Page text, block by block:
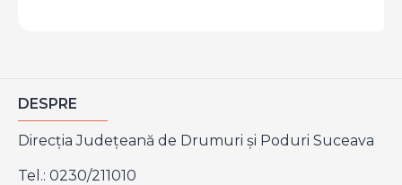
DESPRE
Direcţia Judeţeană de Drumuri şi Poduri Suceava
Tel.: 0230/211010